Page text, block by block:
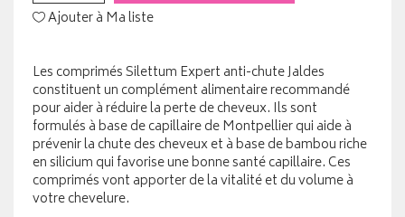
Ajouter à Ma liste
Les comprimés Silettum Expert anti-chute Jaldes
constituent un complément alimentaire recommandé
pour aider à réduire la perte de cheveux. Ils sont
formulés à base de capillaire de Montpellier qui aide à
prévenir la chute des cheveux et à base de bambou riche
en silicium qui favorise une bonne santé capillaire. Ces
comprimés vont apporter de la vitalité et du volume à
votre chevelure.